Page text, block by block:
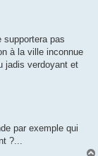
supportera pas
à la ville inconnue
jadis verdoyant et
par exemple qui
?...